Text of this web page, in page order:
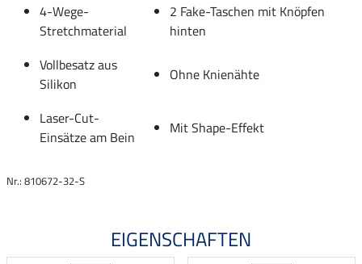
4-Wege-
Stretchmaterial
2 Fake-Taschen mit Knöpfen
hinten
Vollbesatz aus
Silikon
Ohne Knienähte
Laser-Cut-
Einsätze am Bein
Mit Shape-Effekt
Nr.: 810672-32-S
EIGENSCHAFTEN